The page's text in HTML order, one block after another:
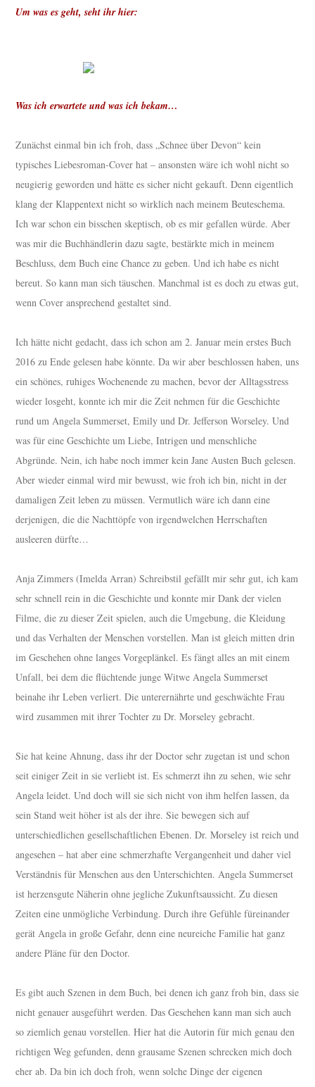
Um was es geht, seht ihr hier:
Was ich erwartete und was ich bekam…
Zunächst einmal bin ich froh, dass „Schnee über Devon“ kein
typisches Liebesroman-Cover hat – ansonsten wäre ich wohl nicht so
neugierig geworden und hätte es sicher nicht gekauft. Denn eigentlich
klang der Klappentext nicht so wirklich nach meinem Beuteschema.
Ich war schon ein bisschen skeptisch, ob es mir gefallen würde. Aber
was mir die Buchhändlerin dazu sagte, bestärkte mich in meinem
Beschluss, dem Buch eine Chance zu geben. Und ich habe es nicht
bereut. So kann man sich täuschen. Manchmal ist es doch zu etwas gut,
wenn Cover ansprechend gestaltet sind.
Ich hätte nicht gedacht, dass ich schon am 2. Januar mein erstes Buch
2016 zu Ende gelesen habe könnte. Da wir aber beschlossen haben, uns
ein schönes, ruhiges Wochenende zu machen, bevor der Alltagsstress
wieder losgeht, konnte ich mir die Zeit nehmen für die Geschichte
rund um Angela Summerset, Emily und Dr. Jefferson Worseley. Und
was für eine Geschichte um Liebe, Intrigen und menschliche
Abgründe. Nein, ich habe noch immer kein Jane Austen Buch gelesen.
Aber wieder einmal wird mir bewusst, wie froh ich bin, nicht in der
damaligen Zeit leben zu müssen. Vermutlich wäre ich dann eine
derjenigen, die die Nachttöpfe von irgendwelchen Herrschaften
ausleeren dürfte…
Anja Zimmers (Imelda Arran) Schreibstil gefällt mir sehr gut, ich kam
sehr schnell rein in die Geschichte und konnte mir Dank der vielen
Filme, die zu dieser Zeit spielen, auch die Umgebung, die Kleidung
und das Verhalten der Menschen vorstellen. Man ist gleich mitten drin
im Geschehen ohne langes Vorgeplänkel. Es fängt alles an mit einem
Unfall, bei dem die flüchtende junge Witwe Angela Summerset
beinahe ihr Leben verliert. Die unterernährte und geschwächte Frau
wird zusammen mit ihrer Tochter zu Dr. Morseley gebracht.
Sie hat keine Ahnung, dass ihr der Doctor sehr zugetan ist und schon
seit einiger Zeit in sie verliebt ist. Es schmerzt ihn zu sehen, wie sehr
Angela leidet. Und doch will sie sich nicht von ihm helfen lassen, da
sein Stand weit höher ist als der ihre. Sie bewegen sich auf
unterschiedlichen gesellschaftlichen Ebenen. Dr. Morseley ist reich und
angesehen – hat aber eine schmerzhafte Vergangenheit und daher viel
Verständnis für Menschen aus den Unterschichten. Angela Summerset
ist herzensgute Näherin ohne jegliche Zukunftsaussicht. Zu diesen
Zeiten eine unmögliche Verbindung. Durch ihre Gefühle füreinander
gerät Angela in große Gefahr, denn eine neureiche Familie hat ganz
andere Pläne für den Doctor.
Es gibt auch Szenen in dem Buch, bei denen ich ganz froh bin, dass sie
nicht genauer ausgeführt werden. Das Geschehen kann man sich auch
so ziemlich genau vorstellen. Hier hat die Autorin für mich genau den
richtigen Weg gefunden, denn grausame Szenen schrecken mich doch
eher ab. Da bin ich doch froh, wenn solche Dinge der eigenen